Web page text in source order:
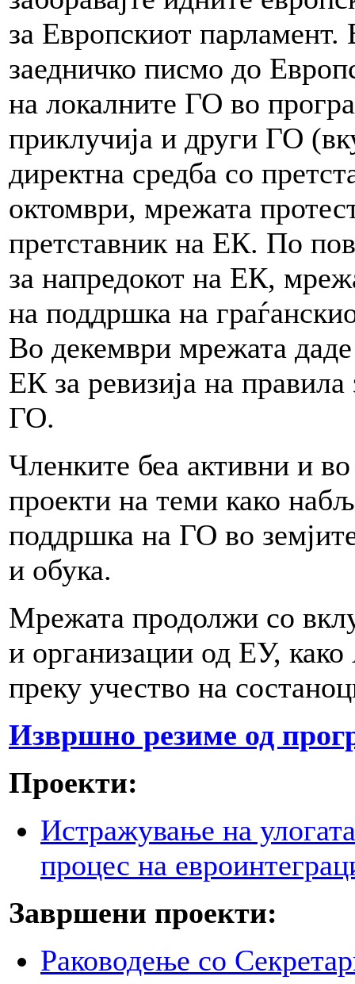
за Европскиот
заедничко писмо до
на локалните ГО во
приклучија и други ГО
директна средба со
октомври, мрежата
претставник на ЕК. По
за напредокот на ЕК,
на поддршка на
Во декември мрежата
ЕК за ревизија на
ГО.
Членките беа активни и
проекти на теми како
поддршка на ГО во
и обука.
Мрежата продолжи со
и организации од ЕУ,
преку учество на
Извршно резиме од
Проекти:
Истражување на
процес на
Завршени проекти:
Раководење со